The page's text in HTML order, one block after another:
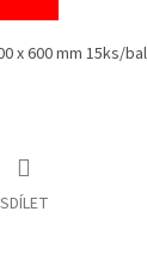
x 600 mm 15ks/
SDÍLET